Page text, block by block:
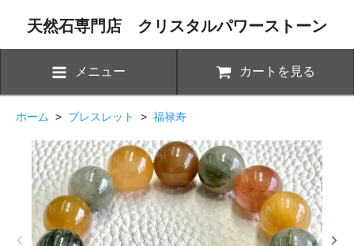
天然石専門店 クリスタルパワーストーン
メニュー カートを見る
ホーム > ブレスレット > 福禄寿